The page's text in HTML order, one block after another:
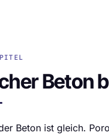
Beton
Beton ist gleich.